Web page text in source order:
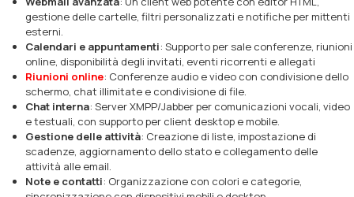
gestione delle cartelle, filtri personalizzati e notifiche per mittenti
esterni.
Calendari e appuntamenti: Supporto per sale conferenze, riunioni
online, disponibilità degli invitati, eventi ricorrenti e allegati
Riunioni online: Conferenze audio e video con condivisione dello
schermo, chat illimitate e condivisione di file.
Chat interna: Server XMPP/Jabber per comunicazioni vocali, video
e testuali, con supporto per client desktop e mobile.
Gestione delle attività: Creazione di liste, impostazione di
scadenze, aggiornamento dello stato e collegamento delle
attività alle email.
Note e contatti: Organizzazione con colori e categorie,